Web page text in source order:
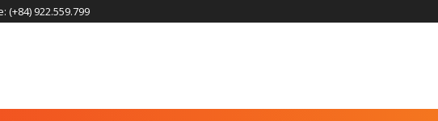
(+84) 922.559.799